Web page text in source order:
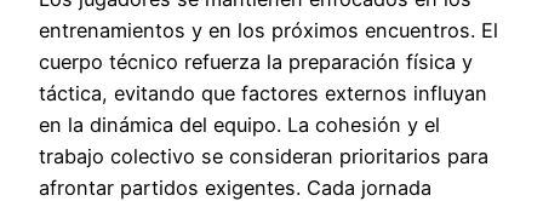
entrenamientos y en los próximos encuentros. El
cuerpo técnico refuerza la preparación física y
táctica, evitando que factores externos influyan
en la dinámica del equipo. La cohesión y el
trabajo colectivo se consideran prioritarios para
afrontar partidos exigentes. Cada jornada